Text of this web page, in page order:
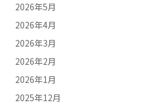
2026年5月
2026年4月
2026年3月
2026年2月
2026年1月
2025年12月